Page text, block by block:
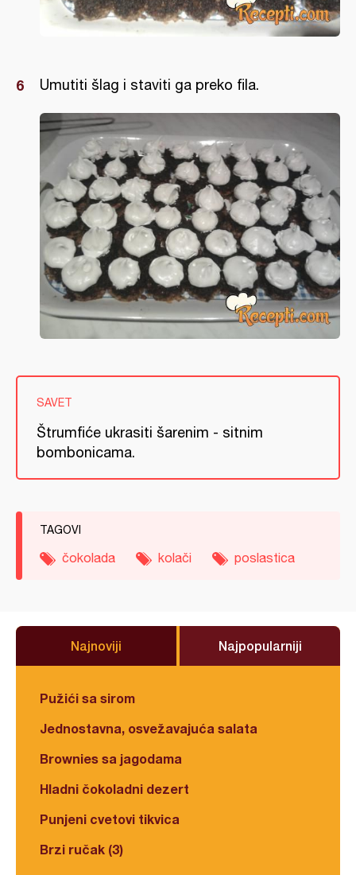
Umutiti šlag i staviti ga preko fila.
SAVET
Štrumfiće ukrasiti šarenim - sitnim
bombonicama.
TAGOVI
čokolada kolači poslastica
Najnoviji Najpopularniji
Pužići sa sirom
Jednostavna, osvežavajuća salata
Brownies sa jagodama
Hladni čokoladni dezert
Punjeni cvetovi tikvica
Brzi ručak (3)